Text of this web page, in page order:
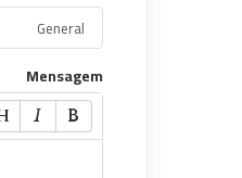
Mensagem